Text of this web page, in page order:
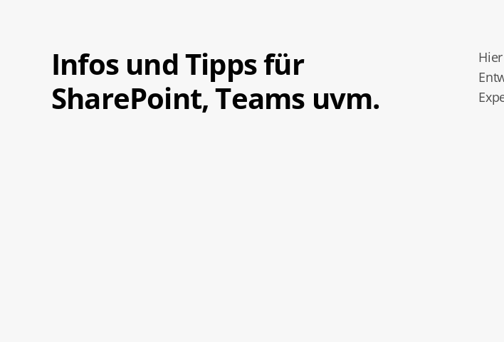
Infos und Tipps für
SharePoint, Teams uvm.